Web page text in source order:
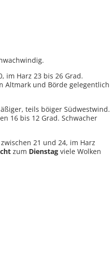
im Harz 23 bis 26 Grad.
Altmark und Börde gelegentlich
teils böiger Südwestwind.
16 bis 12 Grad. Schwacher
21 und 24, im Harz
zum Dienstagviele Wolken